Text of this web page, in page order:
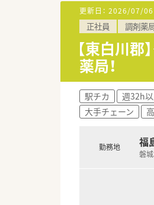
更新日： 2026/07/06
正社員 調剤薬
【東白川
薬局！
駅チカ 週32h
大手チェーン
勤務地 福
磐